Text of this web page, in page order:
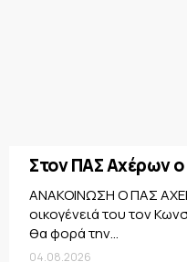
Στον ΠΑΣ Αχέρων
ΑΝΑΚΟΙΝΩΣΗ Ο ΠΑΣ
οικογένειά του τον
θα φορά την...
04.08.2026